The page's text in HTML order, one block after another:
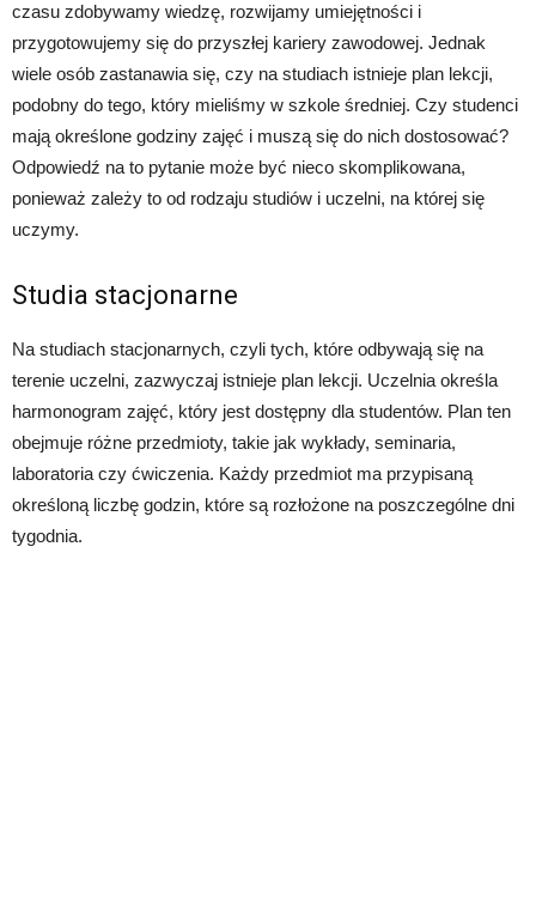
czasu zdobywamy wiedzę, rozwijamy umiejętności i
przygotowujemy się do przyszłej kariery zawodowej. Jednak
wiele osób zastanawia się, czy na studiach istnieje plan lekcji,
podobny do tego, który mieliśmy w szkole średniej. Czy studenci
mają określone godziny zajęć i muszą się do nich dostosować?
Odpowiedź na to pytanie może być nieco skomplikowana,
ponieważ zależy to od rodzaju studiów i uczelni, na której się
uczymy.
Studia stacjonarne
Na studiach stacjonarnych, czyli tych, które odbywają się na
terenie uczelni, zazwyczaj istnieje plan lekcji. Uczelnia określa
harmonogram zajęć, który jest dostępny dla studentów. Plan ten
obejmuje różne przedmioty, takie jak wykłady, seminaria,
laboratoria czy ćwiczenia. Każdy przedmiot ma przypisaną
określoną liczbę godzin, które są rozłożone na poszczególne dni
tygodnia.